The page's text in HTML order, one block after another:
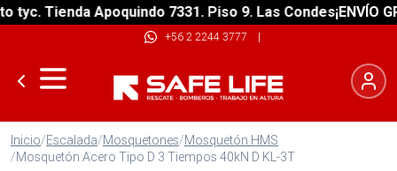
Tienda Apoquindo 7331. Piso 9. Las Condes¡ENVÍO
+56 2 2244 3777 |
Inicio/Escalada/Mosquetones/Mosquetón HMS
/Mosquetón Acero Tipo D 3 Tiempos 40kN D KL-3T